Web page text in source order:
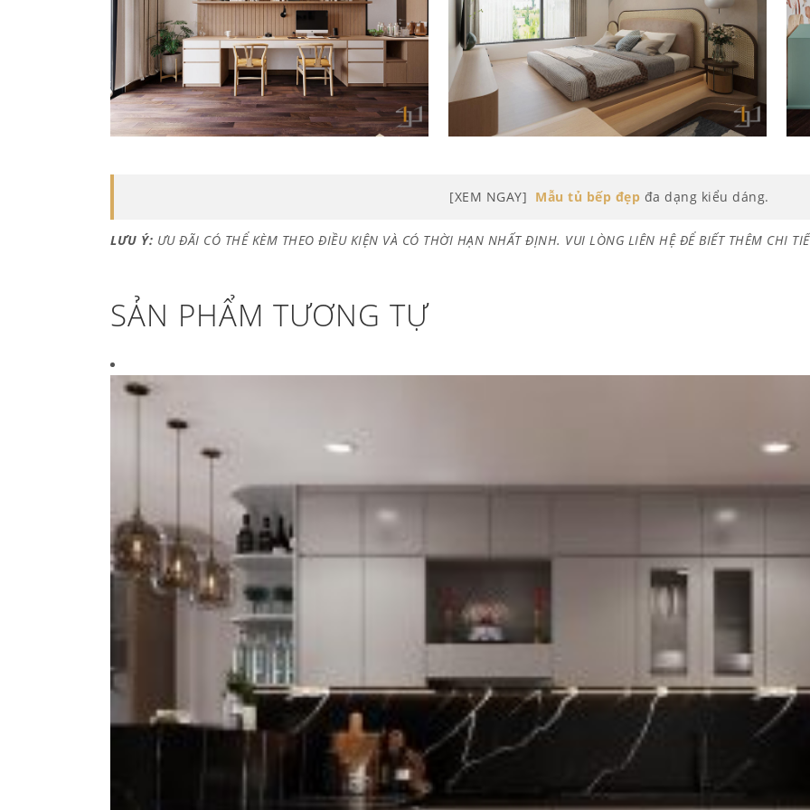
[XEM NGAY] Mẫu tủ bếp đẹp đa dạng kiểu dáng.
LƯU Ý: ƯU ĐÃI CÓ THỂ KÈM THEO ĐIỀU KIỆN VÀ CÓ THỜI HẠN NHẤT ĐỊNH. VUI LÒNG LIÊN HỆ ĐỂ BIẾT THÊM CHI
SẢN PHẨM TƯƠNG TỰ